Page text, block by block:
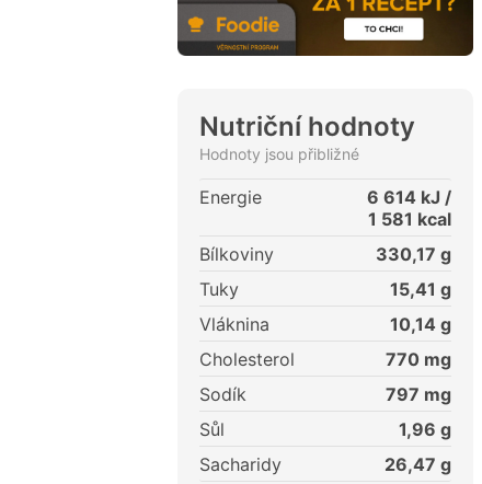
Nutriční hodnoty
Hodnoty jsou přibližné
Energie 6 614 kJ /
1 581 kcal
Bílkoviny
330,17 g
Tuky
15,41 g
Vláknina
10,14 g
Cholesterol
770 mg
Sodík
797 mg
Sůl
1,96 g
Sacharidy
26,47 g